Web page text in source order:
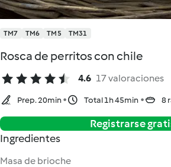
TM7 TM6 TM5 TM31
Rosca de perritos con chile
4.6 17 valoraciones
Prep. 20min Total 1h 45min 8
Registrarse
Ingredientes
Masa de brioche